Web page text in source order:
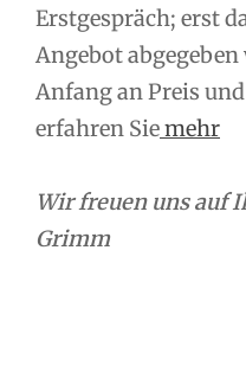
Erstgespräch; erst
Angebot abgegeben
Anfang an Preis
erfahren Siemehr
Wir freuen uns auf
Grimm